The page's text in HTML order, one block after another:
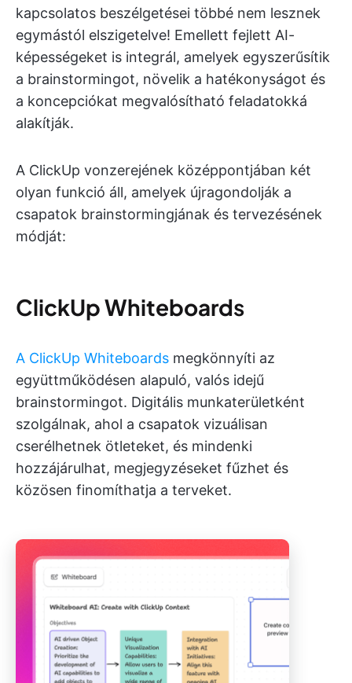
kapcsolatos beszélgetései többé nem lesznek
egymástól elszigetelve! Emellett fejlett AI-
képességeket is integrál, amelyek egyszerűsítik
a brainstormingot, növelik a hatékonyságot és
a koncepciókat megvalósítható feladatokká
alakítják.
A ClickUp vonzerejének középpontjában két
olyan funkció áll, amelyek újragondolják a
csapatok brainstormingjának és tervezésének
módját:
ClickUp Whiteboards
A ClickUp Whiteboards megkönnyíti az
együttműködésen alapuló, valós idejű
brainstormingot. Digitális munkaterületként
szolgálnak, ahol a csapatok vizuálisan
cserélhetnek ötleteket, és mindenki
hozzájárulhat, megjegyzéseket fűzhet és
közösen finomíthatja a terveket.